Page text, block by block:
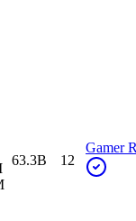
63.3B 12
Gamer